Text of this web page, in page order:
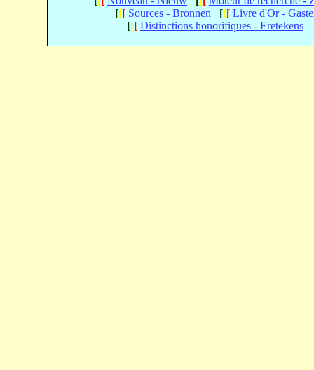
[[[ Sources - Bronnen [[[ Livre d'Or -
[[[ Distinctions honorifiques - Eretekens